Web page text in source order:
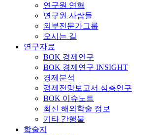
연구원 연혁
연구원 사람들
외부전문가그룹
오시는 길
연구자료
BOK 경제연구
BOK 경제연구 INSIGHT
경제분석
경제전망보고서 심층연구
BOK 이슈노트
최신 해외학술 정보
기타 간행물
학술지